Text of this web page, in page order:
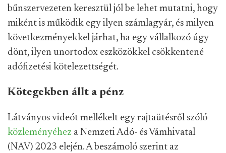
bűnszervezeten keresztül jól be lehet mutatni, hogy
miként is működik egy ilyen számlagyár, és milyen
következményekkel járhat, ha egy vállalkozó úgy
dönt, ilyen unortodox eszközökkel csökkentené
adófizetési kötelezettségét.
Kötegekben állt a pénz
Látványos videót mellékelt egy rajtaütésről szóló
közleményéhez a Nemzeti Adó- és Vámhivatal
(NAV) 2023 elején. A beszámoló szerint az